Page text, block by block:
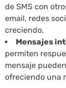
de SMS con
email, redes
creciendo.
Mensajes
permiten
mensaje
ofreciendo una